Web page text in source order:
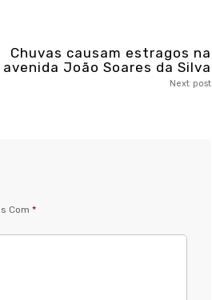
Chuvas causam estragos na
avenida João Soares da Silva
Next post
Com *